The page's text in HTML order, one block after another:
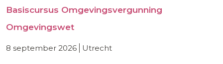
Basiscursus Omgevingsvergunning
Omgevingswet
8 september 2026 utrecht